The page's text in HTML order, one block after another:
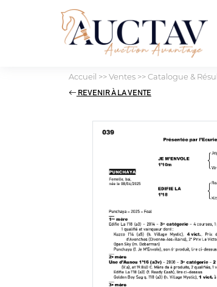
Accueil >>Ventes>>Catalogue &
REVENIR À LA VENTE